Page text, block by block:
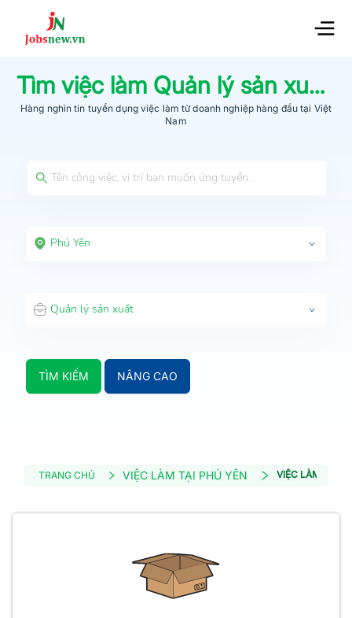
Tìm việc làm Quản lý sản xuất
Hàng nghìn tin tuyển dụng việc làm từdoanh nghiệp hàng đầu tại Việt
Nam
Phú Yên
Quản lý sản xuất
TÌM KIẾM NÂNG CAO
TRANG CHỦ VIỆC LÀM TẠI PHÚ YÊN VIỆC LÀM